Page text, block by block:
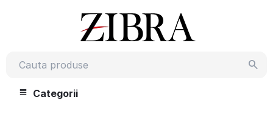
Categorii